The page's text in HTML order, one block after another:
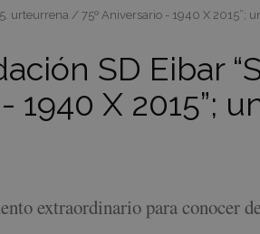
urteurrena / 75º Aniversario - 1940 X 2015”;
SD Eibar
X 2015”;
extraordinario para conocer